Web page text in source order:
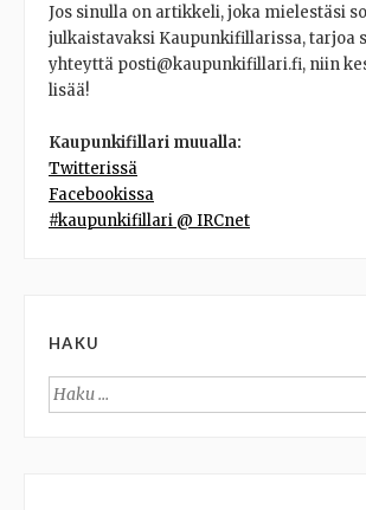
Jos sinulla on artikkeli, joka mielestäsi
julkaistavaksi Kaupunkifillarissa, tarjoa
yhteyttä posti@kaupunkifillari.fi, niin
lisää!
Kaupunkifillari muualla:
Twitterissä
Facebookissa
#kaupunkifillari @ IRCnet
HAKU
Haku: